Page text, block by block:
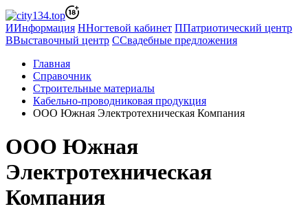
ИИнформация ННогтевой кабинет ППатриотический центр
ВВыставочный центр ССвадебные предложения
Главная
Справочник
Строительные материалы
Кабельно-проводниковая продукция
ООО Южная Электротехническая Компания
ООО Южная
Электротехническая
Компания